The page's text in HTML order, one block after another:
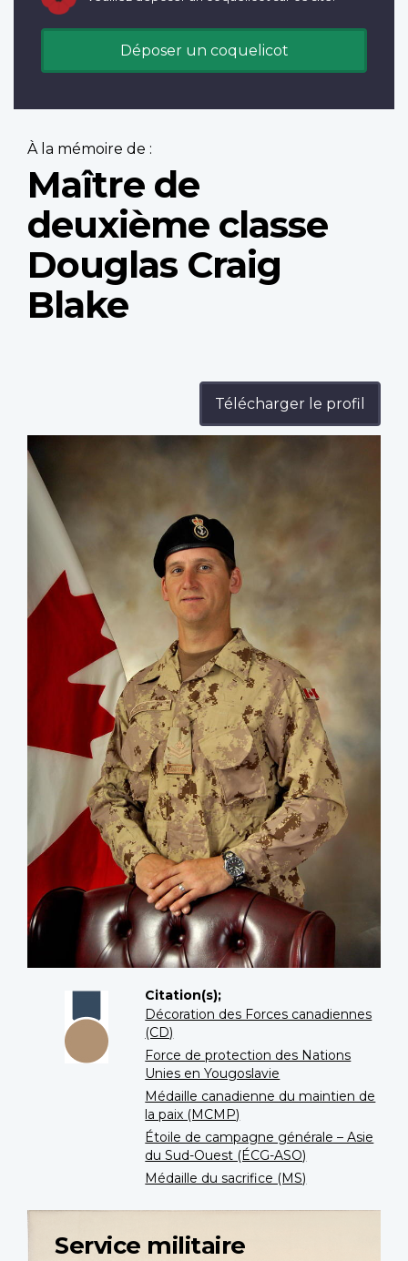
Déposer un coquelicot
À la mémoire de :
Maître de
deuxième classe
Douglas Craig
Blake
Télécharger le profil
Citation(s);
Décoration des Forces canadiennes
(CD)
Force de protection des Nations
Unies en Yougoslavie
Médaille canadienne du maintien de
la paix (MCMP)
Étoile de campagne générale – Asie
du Sud-Ouest (ÉCG-ASO)
Médaille du sacrifice (MS)
Service militaire